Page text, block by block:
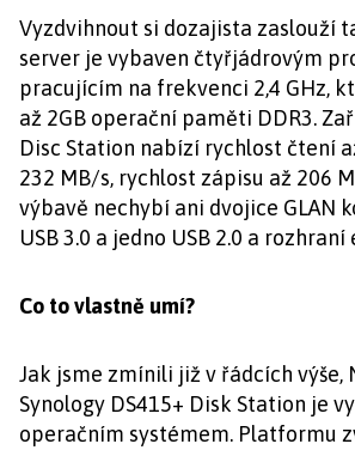
Vyzdvihnout si dozajista zaslouží
server je vybaven čtyřjádrovým
pracujícím na frekvenci 2,4 GHz,
až 2GB operační paměti DDR3.
Disc Station nabízí rychlost čtení
232 MB/s, rychlost zápisu až 206
výbavě nechybí ani dvojice GLAN
USB 3.0 a jedno USB 2.0 a rozhraní
Co to vlastně umí?
Jak jsme zmínili již v řádcích výše,
Synology DS415+ Disk Station je
operačním systémem. Platformu